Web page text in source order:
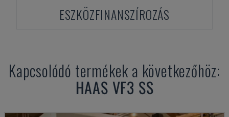
ESZKÖZFINANSZÍROZÁS
Kapcsolódó termékek a következőhöz:
HAAS VF3 SS